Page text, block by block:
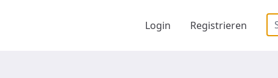
Login Registrieren